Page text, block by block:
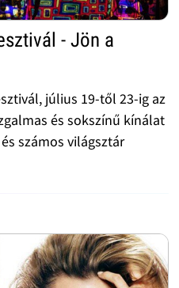
- Jön a
július 19-től 23-ig az
és sokszínű kínálat
számos világsztár